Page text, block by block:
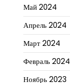
Май 2024
Апрель 2024
Март 2024
Февраль 2024
Ноябрь 2023